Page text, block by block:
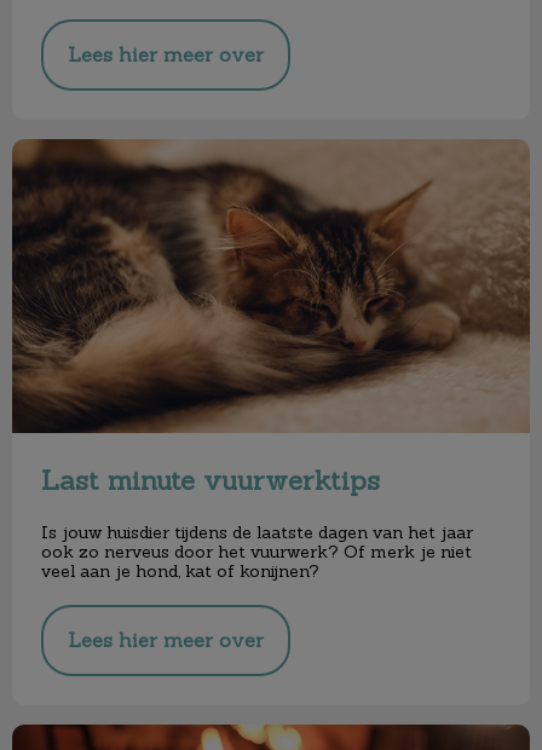
Lees hier meer over
Last minute vuurwerktips
Last minute vuurwerktips
Is jouw huisdier tijdens de laatste dagen van het jaar
ook zo nerveus door het vuurwerk? Of merk je niet
veel aan je hond, kat of konijnen?
Lees hier meer over
Vuurwerkangst bij hond of kat